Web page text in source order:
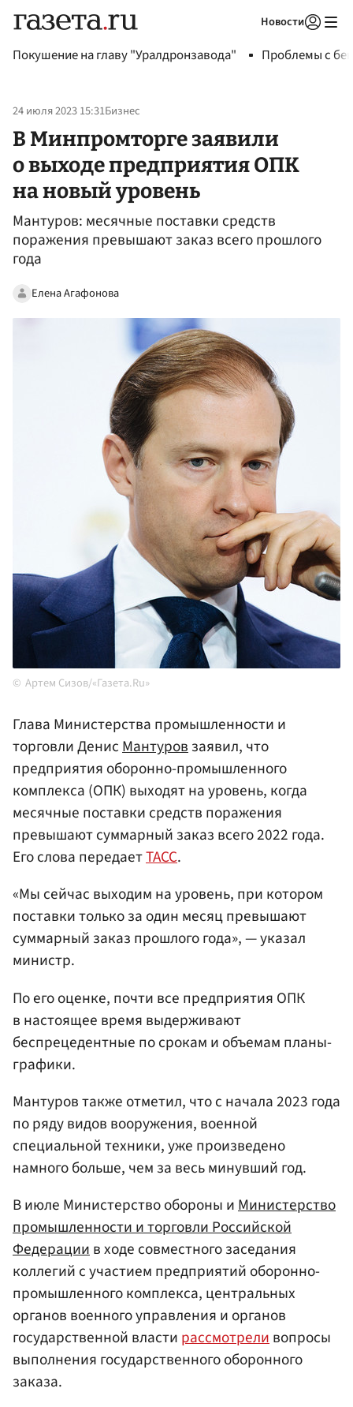
Новости
Покушение на главу "Уралдронзавода" Проблемы с
24 июля 2023 15:31Бизнес
В Минпромторге заявили
о выходе предприятия ОПК
на новый уровень
Мантуров: месячные поставки средств
поражения превышают заказ всего прошлого
года
Елена Агафонова
Артем Сизов/«Газета.Ru»
Глава Министерства промышленности и
торговли ДенисМантуровзаявил, что
предприятия оборонно-промышленного
комплекса (ОПК) выходят на уровень, когда
месячные поставки средств поражения
превышают суммарный заказ всего 2022 года.
Его слова передаетТАСС.
«Мы сейчас выходим на уровень, при котором
поставки только за один месяц превышают
суммарный заказ прошлого года», — указал
министр.
По его оценке, почти все предприятия ОПК
в настоящее время выдерживают
беспрецедентные по срокам и объемам планы-
графики.
Мантуров также отметил, что с начала 2023 года
по ряду видов вооружения, военной
специальной техники, уже произведено
намного больше, чем за весь минувший год.
В июле Министерство обороны иМинистерство
промышленности и торговли Российской
Федерациив ходе совместного заседания
коллегий с участием предприятий оборонно-
промышленного комплекса, центральных
органов военного управления и органов
государственной власти рассмотреливопросы
выполнения государственного оборонного
заказа.